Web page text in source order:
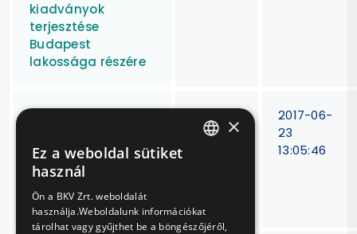
kiadványok
terjesztése
Budapest
lakossága részére
A BKV Zrt. vasúti
használatával
kapcsolatos
feladatok ellátása
291/09.
2017-06-
23
13:05:46
×
Ez a weboldal sütiket
használ
Ön a BKV Zrt. weboldalát
használja.Weboldalunk információkat
tárolhat vagy gyűjthet be a böngészőjéről,